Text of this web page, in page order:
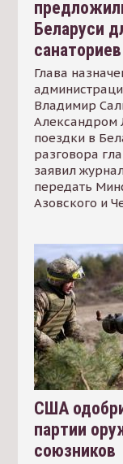
Беларуси
санаториев
Глава
Владимир
Александром
поездки в
разговора
заявил
передать
Азовского и
США
партии
союзников